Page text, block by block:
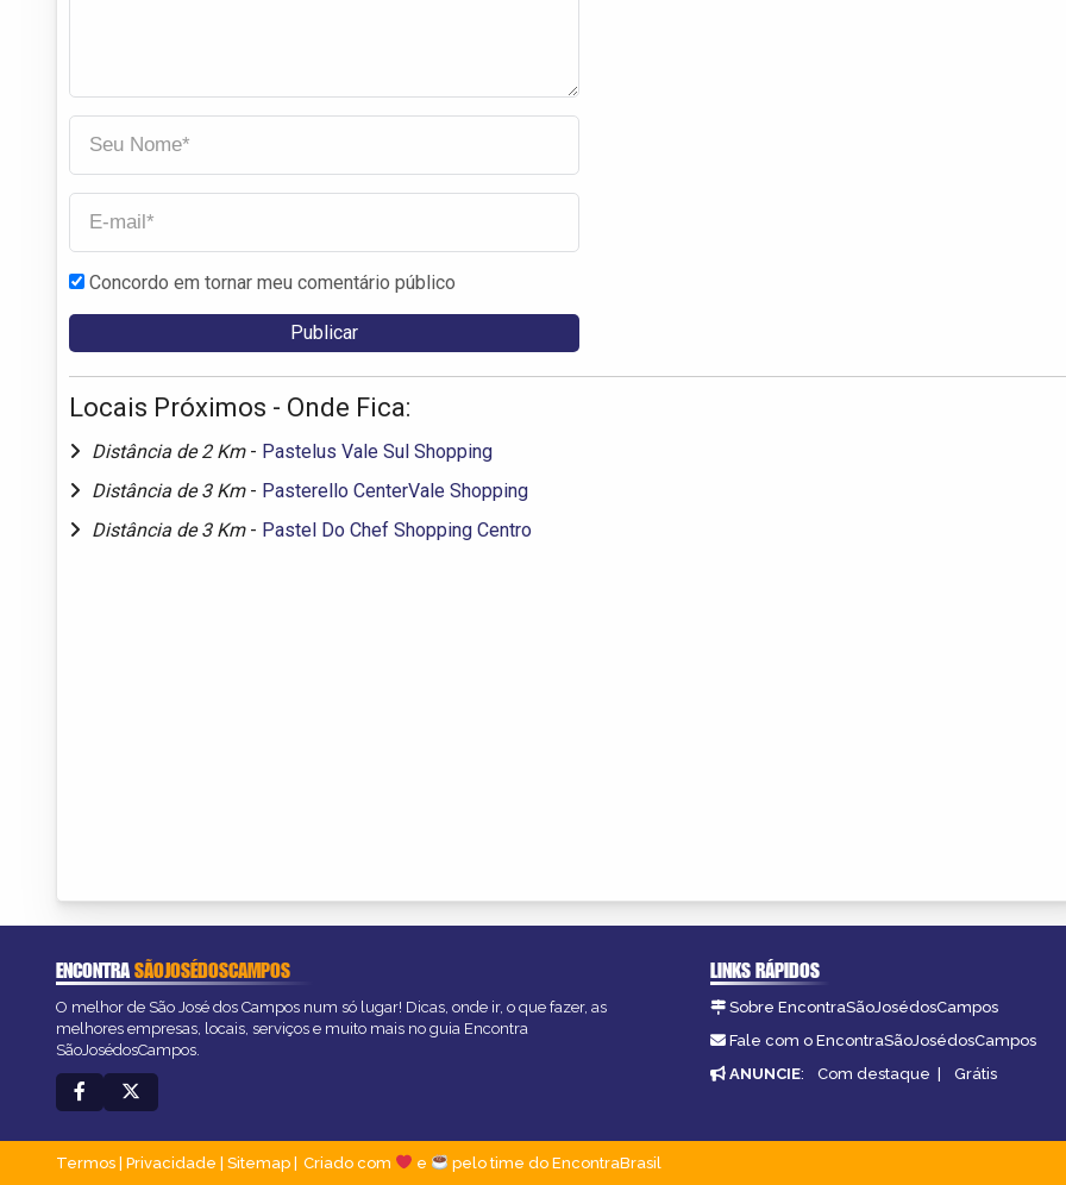
Concordo em tornar meu comentário público
Locais Próximos - Onde Fica:
Distância de 2 Km - Pastelus Vale Sul Shopping
Distância de 3 Km - Pasterello CenterVale Shopping
Distância de 3 Km - Pastel Do Chef Shopping Centro
ENCONTRASÃOJOSÉDOSCAMPOS
O melhor de São José dos Campos num só lugar! Dicas, onde ir, o que fazer, as
melhores empresas, locais, serviços e muito mais no guia Encontra
SãoJosédosCampos.
LINKS RÁPIDOS
Sobre EncontraSãoJosédosCampos
Fale com o EncontraSãoJosédosCampos
ANUNCIE: Com destaque | Grátis
Termos | Privacidade | Sitemap Criado com e pelo time do EncontraBrasil